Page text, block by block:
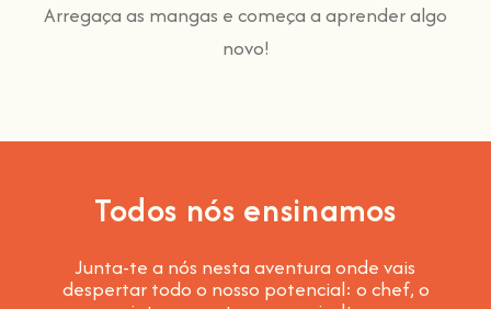
Arregaça as mangas e começa a aprender algo
novo!
Todos nós ensinamos
Junta-te a nós nesta aventura onde vais
despertar todo o nosso potencial: o chef, o